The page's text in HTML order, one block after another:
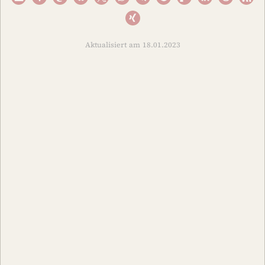
Aktualisiert am 18.01.2023